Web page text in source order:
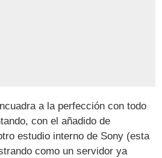
a la perfección con todo
con el añadido de
estudio interno de Sony (esta
como un servidor ya